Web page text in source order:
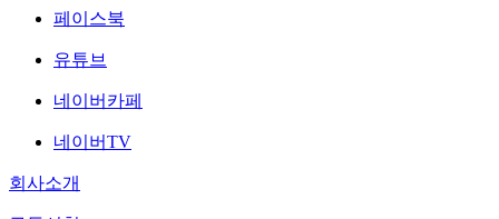
페이스북
유튜브
네이버카페
네이버TV
회사소개